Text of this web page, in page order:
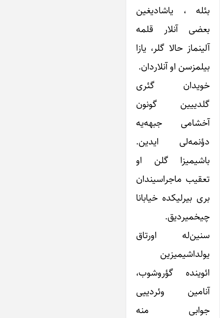
بئله ، یاشادیغین
بعضی آنلار قلمه
آلینماز حالا گلر، یازا
بیلمزسن او آنلاردان.
خویدان گئری
گلدییین گونون
آخشامی جبهه‌یه
دؤنمه‌لی ایدین.
باشیمیزا گلن او
تعقیب ماجراسیندان
بری بیرلیکده خیابانا
چیخمیردیق.
سنین‌له اورتاق
یولداشیمیزین
ائوینده گؤروشوب،
آنامین وئردییی
جوابی منه